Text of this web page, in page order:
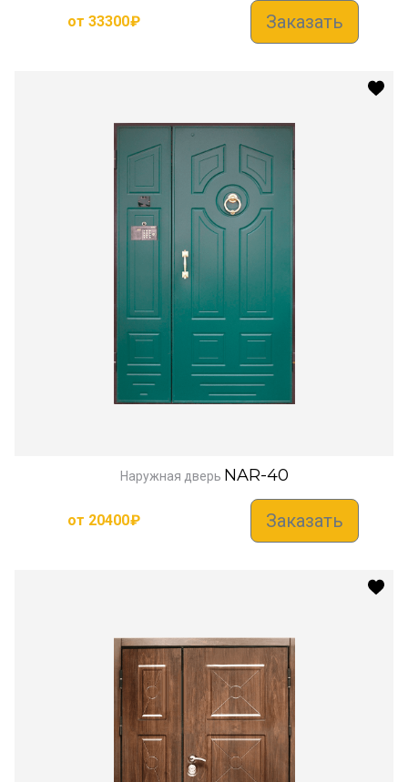
от 33300₽ Заказать
Наружная дверь NAR-40
от 20400₽ Заказать